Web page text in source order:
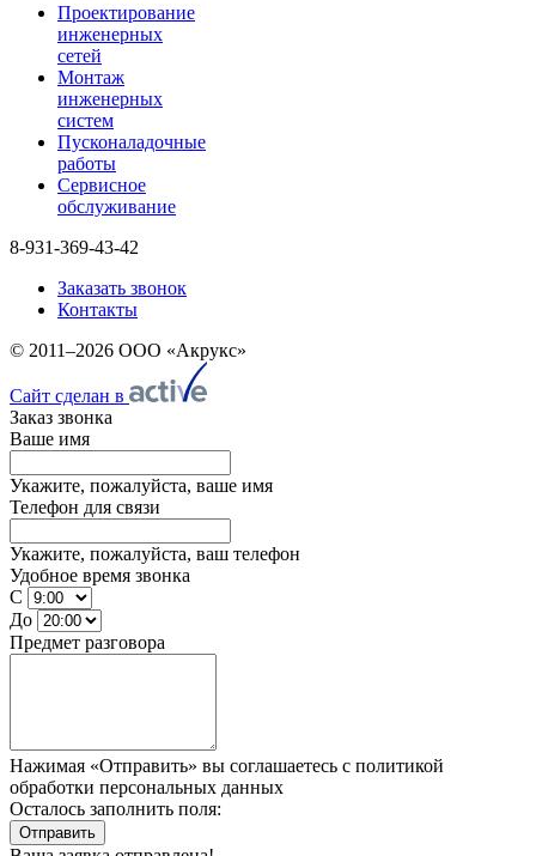
Проектирование
инженерных
сетей
Монтаж
инженерных
систем
Пусконаладочные
работы
Сервисное
обслуживание
8-931-369-43-42
Заказать звонок
Контакты
© 2011–2026 ООО «Акрукс»
Сайт сделан в
Заказ звонка
Ваше имя
Укажите, пожалуйста, ваше имя
Телефон для связи
Укажите, пожалуйста, ваш телефон
Удобное время звонка
С
До
Предмет разговора
Нажимая «Отправить» вы соглашаетесь с политикой
обработки персональных данных
Осталось заполнить поля:
Отправить